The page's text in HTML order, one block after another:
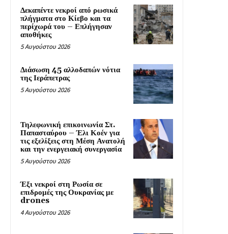
Δεκαπέντε νεκροί από ρωσικά
πλήγματα στο Κίεβο και τα
περίχωρά του – Επλήγησαν
αποθήκες
5 Αυγούστου 2026
Διάσωση 45 αλλοδαπών νότια
της Ιεράπετρας
5 Αυγούστου 2026
Τηλεφωνική επικοινωνία Στ.
Παπασταύρου – Έλι Κοέν για
τις εξελίξεις στη Μέση Ανατολή
και την ενεργειακή συνεργασία
5 Αυγούστου 2026
Έξι νεκροί στη Ρωσία σε
επιδρομές της Ουκρανίας με
drones
4 Αυγούστου 2026